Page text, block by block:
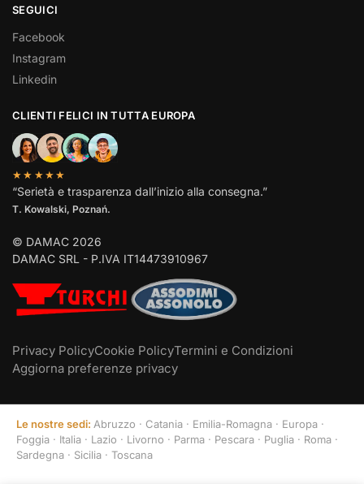
SEGUICI
Facebook
Instagram
Linkedin
CLIENTI FELICI IN TUTTA EUROPA
★★★★★
“Serietà e trasparenza dall’inizio alla consegna.”
T. Kowalski, Poznań.
© DAMAC 2026
DAMAC SRL - P.IVA IT14473910967
Privacy PolicyCookie PolicyTermini e Condizioni
Aggiorna preferenze privacy
Le nostre sedi: Abruzzo · Catania · Emilia-Romagna · Europa ·
Foggia · Italia · Lazio · Livorno · Parma · Pescara · Puglia · Roma ·
Sardegna · Sicilia · Toscana